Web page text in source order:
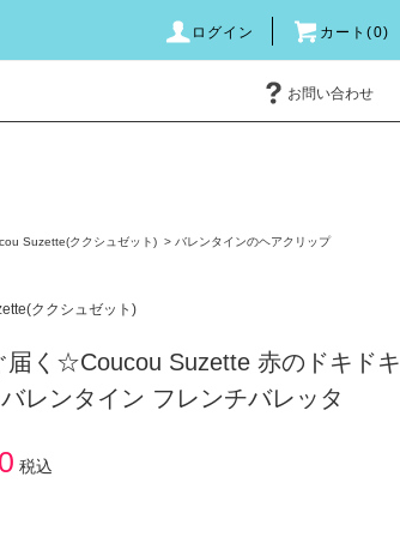
ログイン カート(0)
お問い合わせ
Suzette(ククシュゼット) > バレンタインのヘアクリップ
ククシュゼット)
届く☆Coucou Suzette 赤のドキドキ
レンタイン フレンチバレッタ
税込